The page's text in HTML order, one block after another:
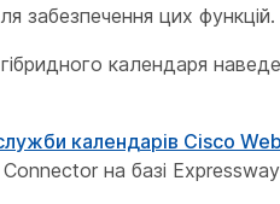
забезпечення цих функцій.
календаря
календарів Cisco
на базі